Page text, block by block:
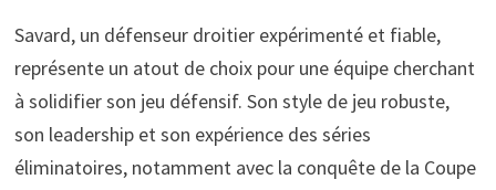
Savard, un défenseur droitier expérimenté et fiable,
représente un atout de choix pour une équipe cherchant
à solidifier son jeu défensif. Son style de jeu robuste,
son leadership et son expérience des séries
éliminatoires, notamment avec la conquête de la Coupe